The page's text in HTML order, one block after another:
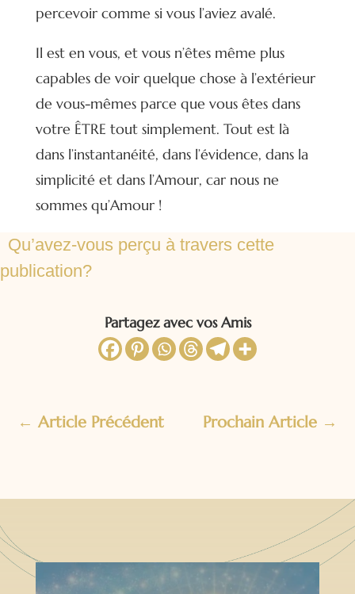
percevoir comme si vous l’aviez avalé.
Il est en vous, et vous n’êtes même plus
capables de voir quelque chose à l’extérieur
de vous-mêmes parce que vous êtes dans
votre ÊTRE tout simplement. Tout est là
dans l’instantanéité, dans l’évidence, dans la
simplicité et dans l’Amour, car nous ne
sommes qu’Amour !
Qu’avez-vous perçu à travers cette
publication?
Partagez avec vos Amis
←Article Précédent Prochain Article→